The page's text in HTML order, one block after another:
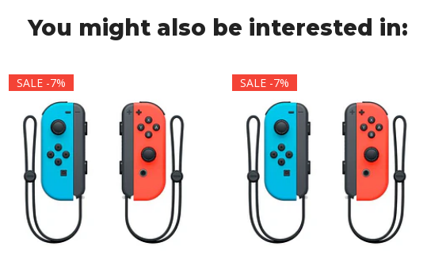
You might also be interested in:
SALE -7% SALE -7%